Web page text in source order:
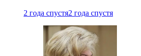
2 года спустя2 года спустя